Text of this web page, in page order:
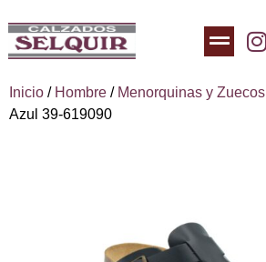
Inicio / Hombre / Menorquinas y Zuecos
Azul 39-619090